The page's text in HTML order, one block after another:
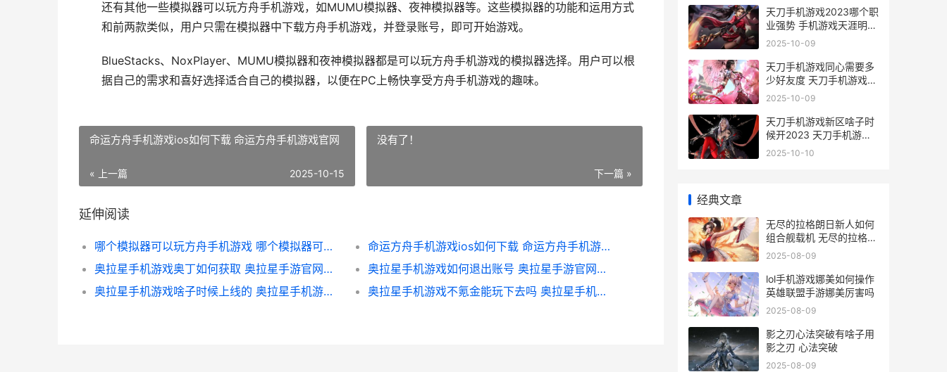
还有其他一些模拟器可以玩方舟手机游戏，如MUMU模拟器、夜神模拟器等。这些模拟器的功能和运用方式
和前两款类似，用户只需在模拟器中下载方舟手机游戏，并登录账号，即可开始游戏。
BlueStacks、NoxPlayer、MUMU模拟器和夜神模拟器都是可以玩方舟手机游戏的模拟器选择。用户可以根
据自己的需求和喜好选择适合自己的模拟器，以便在PC上畅快享受方舟手机游戏的趣味。
命运方舟手机游戏ios如何下载 命运方舟手机游戏官网
« 上一篇 2025-10-15
没有了！
下一篇 »
延伸阅读
哪个模拟器可以玩方舟手机游戏 哪个模拟器可以玩ios的游戏
命运方舟手机游戏ios如何下载 命运方舟手机游戏官网
奥拉星手机游戏奥丁如何获取 奥拉星手游官网天梯互娱
奥拉星手机游戏如何退出账号 奥拉星手游官网天梯互娱
奥拉星手机游戏啥子时候上线的 奥拉星手机游戏怎么玩
奥拉星手机游戏不氪金能玩下去吗 奥拉星手机版好玩吗
天刀手机游戏2023哪个职
业强势 手机游戏天涯明月
刀
2025-10-09
天刀手机游戏同心需要多
少好友度 天刀手机游戏同
步怎么弄
2025-10-09
天刀手机游戏新区啥子时
候开2023 天刀手机游戏
新手攻略
2025-10-10
经典文章
无尽的拉格朗日新人如何
组合舰载机 无尽的拉格朗
日破解版无限资源
2025-08-09
lol手机游戏娜美如何操作
英雄联盟手游娜美厉害吗
2025-08-09
影之刃心法突破有啥子用
影之刃 心法突破
2025-08-09